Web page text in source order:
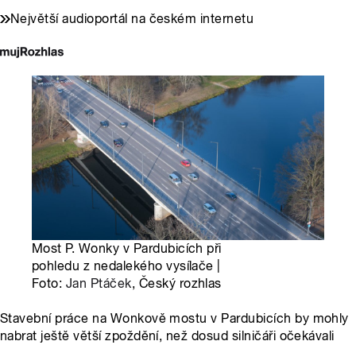
Největší audioportál na českém internetu
Most P. Wonky v Pardubicích při
pohledu z nedalekého vysílače |
Foto: Jan Ptáček, Český rozhlas
Stavební práce na Wonkově mostu v Pardubicích by mohly
nabrat ještě větší zpoždění, než dosud silničáři očekávali